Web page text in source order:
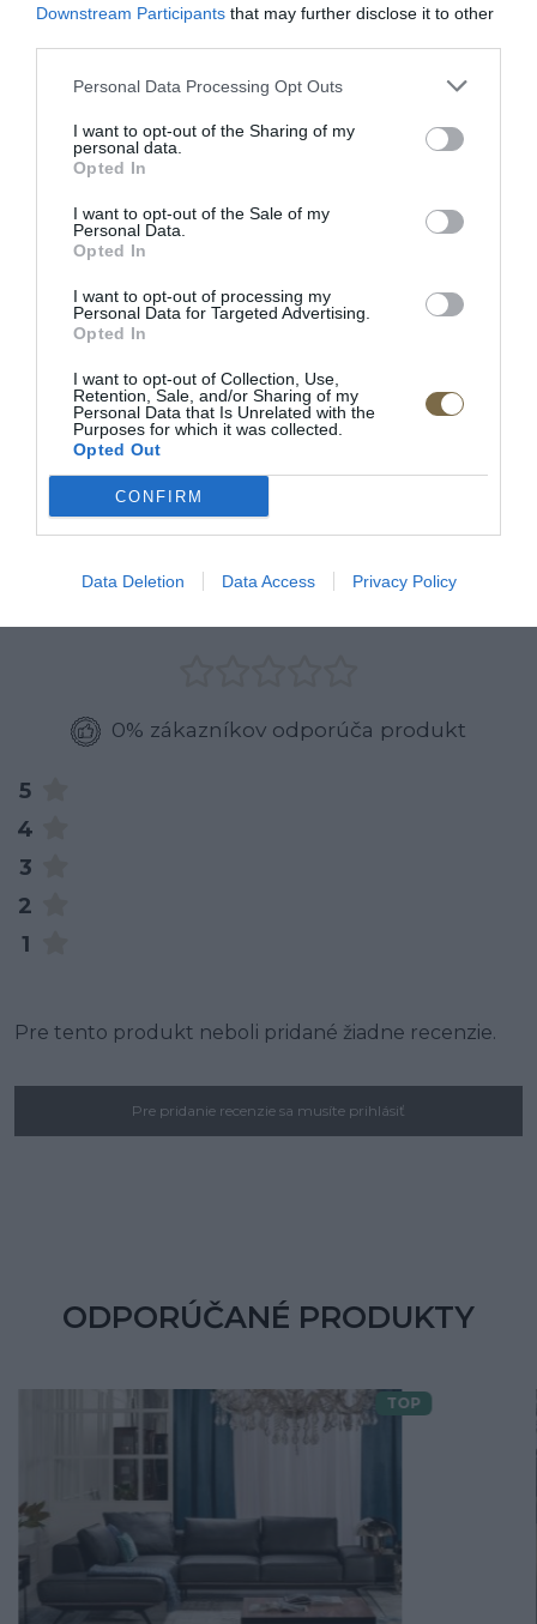
Downstream Participants that may further disclose it to other
Personal Data Processing Opt Outs
I want to opt-out of the Sharing of my
personal data.
Opted In
I want to opt-out of the Sale of my
Personal Data.
Opted In
I want to opt-out of processing my
Personal Data for Targeted Advertising.
Opted In
I want to opt-out of Collection, Use,
Retention, Sale, and/or Sharing of my
Personal Data that Is Unrelated with the
Purposes for which it was collected.
Opted Out
CONFIRM
Data Deletion Data Access Privacy Policy
POPIS PRODUKTU
Dĺžka:182cm
Šírka:22 cm
Výška: 22 cm
Doba dodania:;4-5 týždňov
Materiál:masívne drevo/ dyhovaná vrchná doska
Výrobca:MEBIN
RECENZIE
0
0% zákazníkov odporúča produkt
5
4
3
2
1
Pre tento produkt neboli pridané žiadne recenzie.
Pre pridanie recenzie sa musíte prihlásiť
ODPORÚČANÉ PRODUKTY
TOP
Doprava zdarma